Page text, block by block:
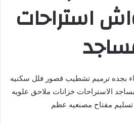
استراحات
بجده ترميم تشطيب قصور فلل سكنيه
الاستراحات خزانات ملاحق علويه
مفتاح مصنعيه عظم